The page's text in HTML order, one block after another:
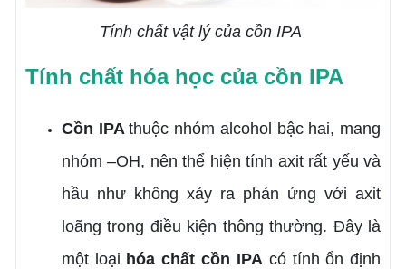
Tính chất vật lý của cồn IPA
Tính chất hóa học của cồn IPA
Cồn IPAthuộc nhóm alcohol bậc hai, mang
nhóm –OH, nên thể hiện tính axit rất yếu và
hầu như không xảy ra phản ứng với axit
loãng trong điều kiện thông thường. Đây là
một loại hóa chất cồn IPAcó tính ổn định